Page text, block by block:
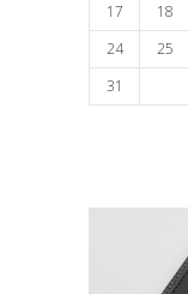
17
18
24
25
31